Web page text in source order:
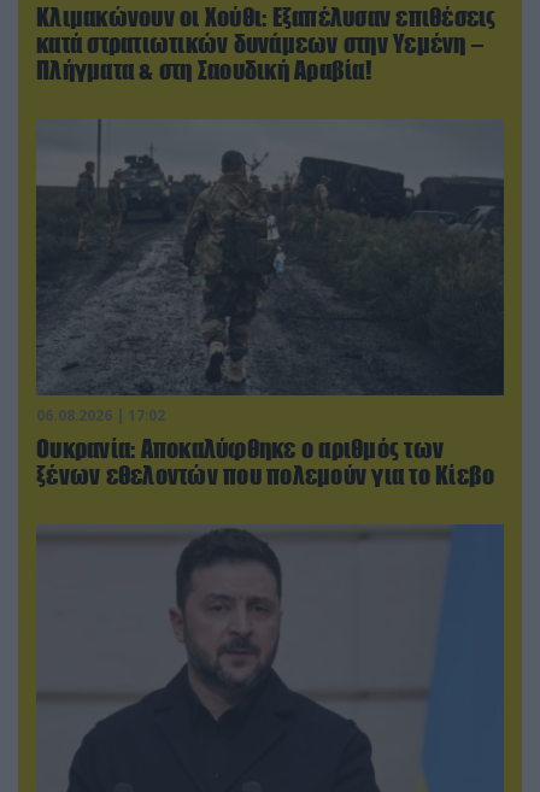
Κλιμακώνουν οι Χούθι: Eξαπέλυσαν επιθέσεις
κατά στρατιωτικών δυνάμεων στην Υεμένη –
Πλήγματα & στη Σαουδική Αραβία!
06.08.2026 | 17:02
Ουκρανία: Αποκαλύφθηκε ο αριθμός των
ξένων εθελοντών που πολεμούν για το Κίεβο